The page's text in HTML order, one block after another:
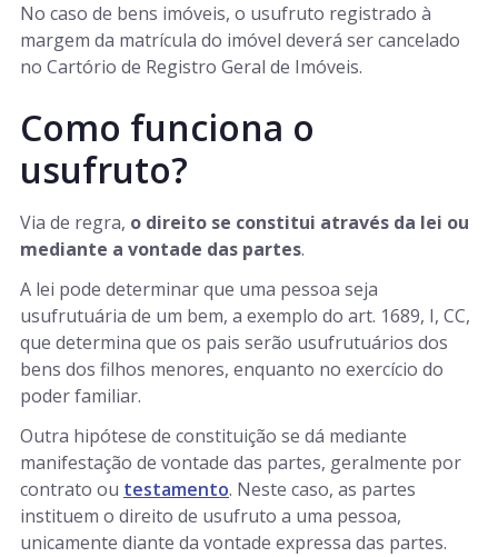
No caso de bens imóveis, o usufruto registrado à
margem da matrícula do imóvel deverá ser cancelado
no Cartório de Registro Geral de Imóveis.
Como funciona o
usufruto?
Via de regra, o direito se constitui através da lei ou
mediante a vontade das partes.
A lei pode determinar que uma pessoa seja
usufrutuária de um bem, a exemplo do art. 1689, I, CC,
que determina que os pais serão usufrutuários dos
bens dos filhos menores, enquanto no exercício do
poder familiar.
Outra hipótese de constituição se dá mediante
manifestação de vontade das partes, geralmente por
contrato ou testamento. Neste caso, as partes
instituem o direito de usufruto a uma pessoa,
unicamente diante da vontade expressa das partes.